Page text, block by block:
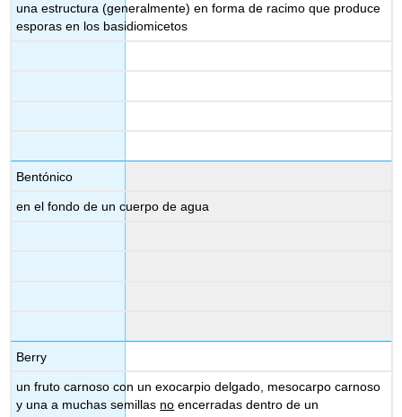
una estructura (generalmente) en forma de racimo que produce
esporas en los basidiomicetos
Bentónico
en el fondo de un cuerpo de agua
Berry
un fruto carnoso con un exocarpio delgado, mesocarpo carnoso
y una a muchas semillas no encerradas dentro de un